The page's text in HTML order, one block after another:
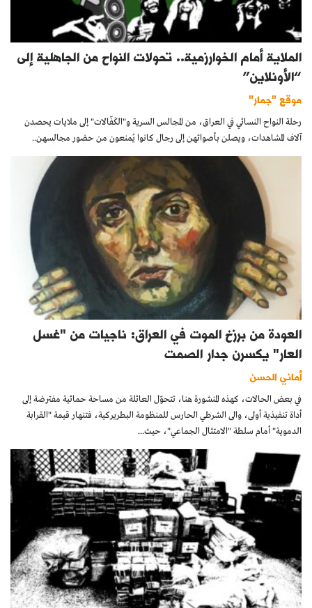
الملاية أمام الخوارزمية.. تحولات النواح من الجاهلية إلى
“الأونلاين”
موقع "جمار"
رحلة النواح النسائي في العراق، من المجالس السرية و"الكَفّالات" إلى ملايات يحصدن
آلاف المشاهدات، ويصلن بأصواتهن إلى رجال كانوا يُمنعون من حضور مجالسهن..
العودة من برزخ الموت في العراق: ناجيات من "غسل
العار" يكسرن جدار الصمت
أماني الحسن
في بعض الحالات، كهذه المنشورة هنا، تتحوّل العائلة من مساحة حمائية مفترضة إلى
أداة تنفيذية أولى، والى الشرطي الحارس للمنظومة البطريركية، فتنهار قيمة "القرابة
الدموية" أمام سلطة "الامتثال الجماعي"، حيث...